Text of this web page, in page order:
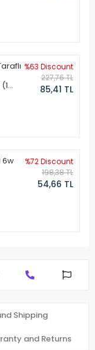
%63 Discount
227,76 TL
85,41 TL
6w
%72 Discount
198,38 TL
54,66 TL
Shipping
and Returns